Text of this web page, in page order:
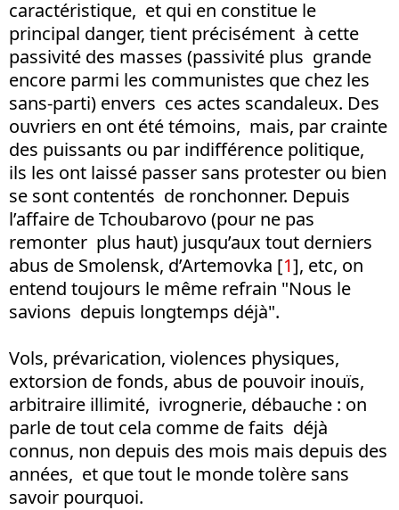
caractéristique, et qui en constitue le
principal danger, tient précisément à cette
passivité des masses (passivité plus grande
encore parmi les communistes que chez les
sans-parti) envers ces actes scandaleux. Des
ouvriers en ont été témoins, mais, par crainte
des puissants ou par indifférence politique,
ils les ont laissé passer sans protester ou bien
se sont contentés de ronchonner. Depuis
l’affaire de Tchoubarovo (pour ne pas
remonter plus haut) jusqu’aux tout derniers
abus de Smolensk, d’Artemovka [1], etc, on
entend toujours le même refrain "Nous le
savions depuis longtemps déjà".
Vols, prévarication, violences physiques,
extorsion de fonds, abus de pouvoir inouïs,
arbitraire illimité, ivrognerie, débauche : on
parle de tout cela comme de faits déjà
connus, non depuis des mois mais depuis des
années, et que tout le monde tolère sans
savoir pourquoi.